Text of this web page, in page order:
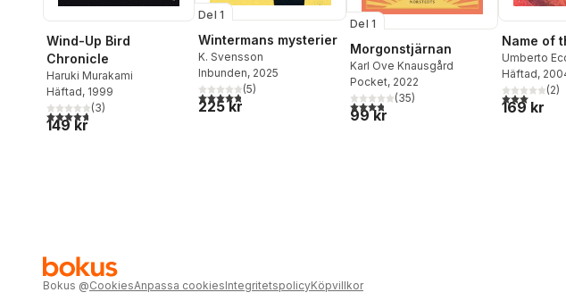
Wind-Up Bird
Chronicle
Haruki Murakami
Häftad, 1999
4,7utav 5 stjärnor. Totalt antal röster:
(3)
149 kr
Del 1
Wintermans mysterier
K. Svensson
Inbunden, 2025
4,8utav 5 stjärnor. Totalt antal röster:
(5)
225 kr
Del 1
Morgonstjärnan
Karl Ove Knausgård
Pocket, 2022
3,8utav 5 stjärnor. Totalt antal röster:
(35)
99 kr
Name of
Umberto
Häftad,
3,0utav 5(2)
169 kr
Bokus @CookiesAnpassa cookiesIntegritetspolicyKöpvillkor